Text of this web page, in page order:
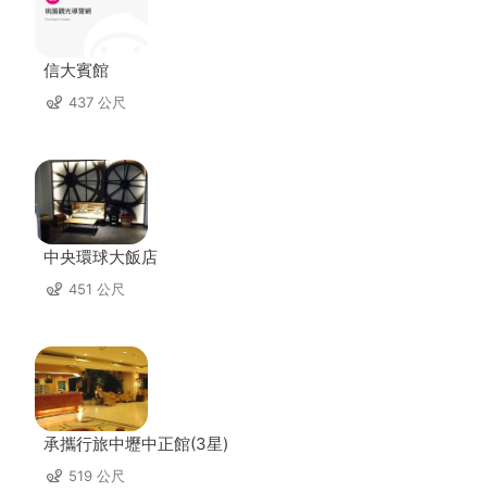
信大賓館
437 公尺
中央環球大飯店
451 公尺
承攜行旅中壢中正館(3星)
519 公尺